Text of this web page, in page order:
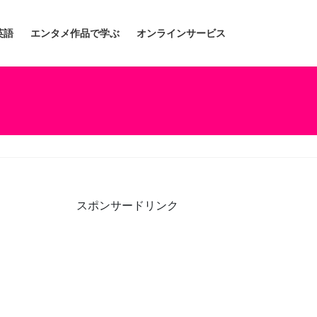
語 エンタメ作品で学ぶ オンラインサービス
スポンサードリンク